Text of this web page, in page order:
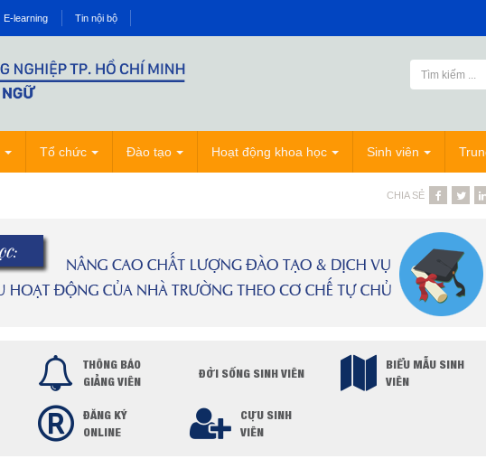
E-learning Tin nội bộ
Tổ chức Đào tạo Hoạt động khoa học Sinh viên
CHIA SẺ
THÔNG BÁO
GIẢNG VIÊN
ĐỜI SỐNG SINH VIÊN
BIỂU MẪU SINH
VIÊN
ĐĂNG KÝ
ONLINE
CỰU SINH
VIÊN